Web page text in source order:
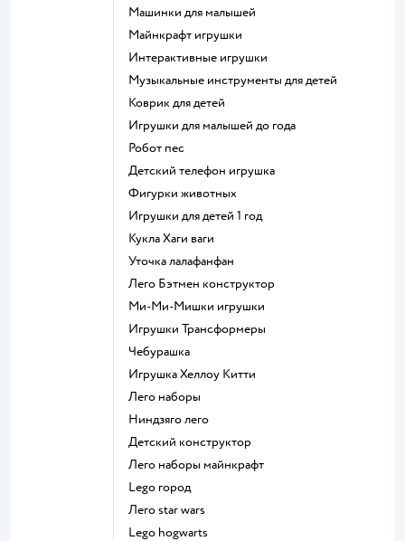
Машинки для малышей
Майнкрафт игрушки
Интерактивные игрушки
Музыкальные инструменты для детей
Коврик для детей
Игрушки для малышей до года
Робот пес
Детский телефон игрушка
Фигурки животных
Игрушки для детей 1 год
Кукла Хаги ваги
Уточка лалафанфан
Лего Бэтмен конструктор
Ми-Ми-Мишки игрушки
Игрушки Трансформеры
Чебурашка
Игрушка Хеллоу Китти
Лего наборы
Ниндзяго лего
Детский конструктор
Лего наборы майнкрафт
Lego город
Лего star wars
Lego hogwarts